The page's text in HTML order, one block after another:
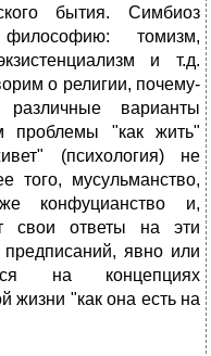
бытия. Симбиоз
томизм,
и т.д.
о религии, почему-
различные варианты
проблемы "как жить"
(психология) не
того, мусульманство,
конфуцианство и,
свои ответы на эти
явно или
на концепциях
жизни "как она есть на